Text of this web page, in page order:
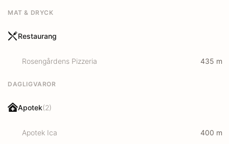
MAT & DRYCK
Restaurang
Rosengårdens Pizzeria 435 m
DAGLIGVAROR
Apotek(2)
Apotek Ica 400 m